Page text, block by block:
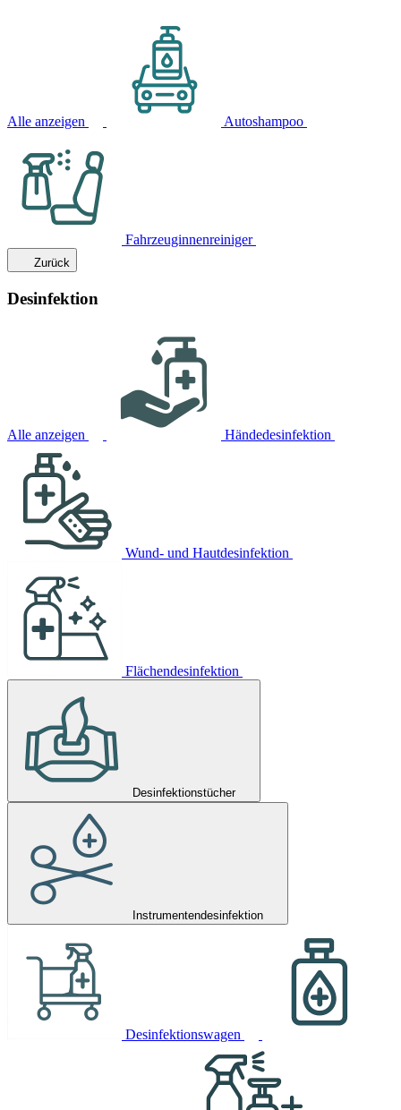
Alle anzeigen Autoshampoo
Fahrzeuginnenreiniger
Zurück
Desinfektion
Alle anzeigen Händedesinfektion
Wund- und Hautdesinfektion
Flächendesinfektion
Desinfektionstücher
Instrumentendesinfektion
Desinfektionswagen